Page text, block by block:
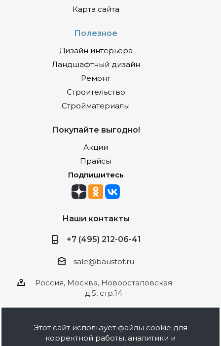
Карта сайта
Полезное
Дизайн интерьера
Ландшафтный дизайн
Ремонт
Строительство
Стройматериалы
Покупайте выгодно!
Акции
Прайсы
Подпишитесь
Наши контакты
+7 (495) 212-06-41
sale@baustof.ru
Россия, Москва, Новоостаповская
д.5, стр.14
2026 © ООО Баустов. Собственное
Этот сайт использует файлы cookie для
корректной работы, аналитики и